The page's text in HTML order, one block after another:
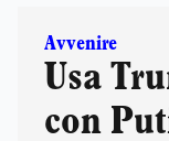
Avvenire
Usa
con